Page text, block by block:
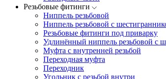
Резьбовые фитинги
Ниппель резьбовой
Ниппель резьбовой с
Резьбовые фитинги под приварку
Удлинённый ниппель резьбовой с
Муфта с внутренней резьбой
Переходная муфта
Переходник
Угольник с резьбой внутри